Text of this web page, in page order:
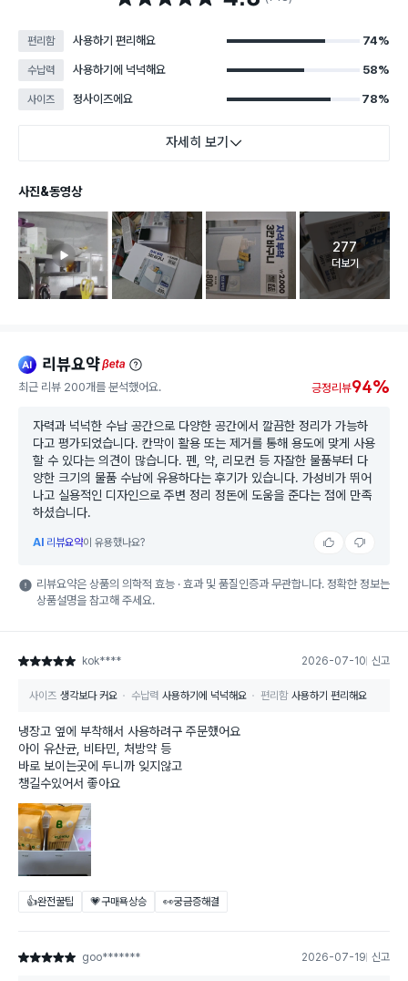
편리함 사용하기 편리해요 74%
수납력 사용하기에 넉넉해요 58%
사이즈 정사이즈에요 78%
자세히 보기
사진&동영상
고객 리뷰
277
더보기
ai 리뷰요약beta
최근 리뷰 200개를 분석했어요. 긍정리뷰94%
자력과 넉넉한 수납 공간으로 다양한 공간에서 깔끔한 정리가 가능하
다고 평가되었습니다. 칸막이 활용 또는 제거를 통해 용도에 맞게 사용
할 수 있다는 의견이 많습니다. 펜, 약, 리모컨 등 자잘한 물품부터 다
양한 크기의 물품 수납에 유용하다는 후기가 있습니다. 가성비가 뛰어
나고 실용적인 디자인으로 주변 정리 정돈에 도움을 준다는 점에 만족
하셨습니다.
AI 리뷰요약이 유용했나요?
리뷰요약은 상품의 의학적 효능 · 효과 및 품질인증과 무관합니다. 정확한 정보는
상품설명을 참고해 주세요.
별점 5점 kok**** 2026-07-10 신고
사이즈 생각보다 커요 수납력 사용하기에 넉넉해요 편리함 사용하기 편리해요
냉장고 옆에 부착해서 사용하려구 주문했어요
아이 유산균, 비타민, 처방약 등
바로 보이는곳에 두니까 잊지않고
챙길수있어서 좋아요
👍완전꿀팁 💗구매욕상승 👀궁금증해결
별점 5점 goo******* 2026-07-19 신고